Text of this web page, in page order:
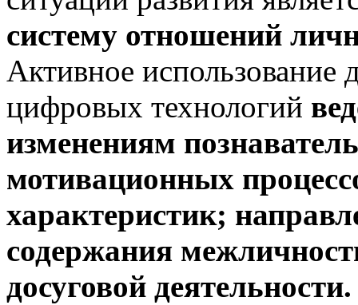
систему отношений
Активное использование
цифровых технологий
изменениям
мотивационных
характеристик;
содержания
досуговой деятельности.